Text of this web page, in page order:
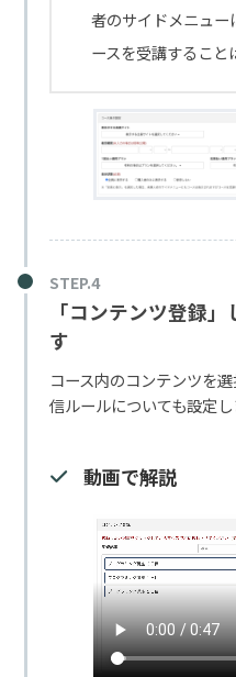
者のサイドメニュー
ースを受講すること
「コンテンツ登録
す
コース内のコンテンツを
信ルールについても設定し
動画で解説